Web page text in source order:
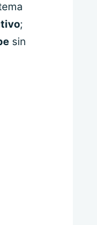
;
sin